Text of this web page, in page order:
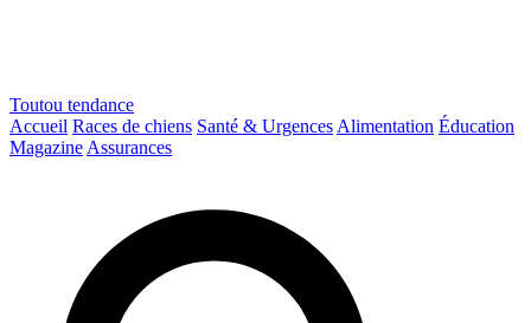
Toutou tendance
Accueil Races de chiens Santé & Urgences Alimentation Éducation
Magazine Assurances